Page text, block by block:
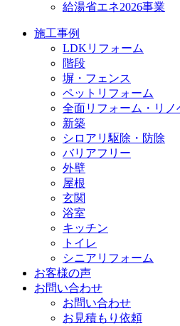
給湯省エネ2026事業
施工事例
LDKリフォーム
階段
塀・フェンス
ペットリフォーム
全面リフォーム・リノ
新築
シロアリ駆除・防除
バリアフリー
外壁
屋根
玄関
浴室
キッチン
トイレ
シニアリフォーム
お客様の声
お問い合わせ
お問い合わせ
お見積もり依頼